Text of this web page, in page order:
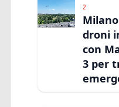
2
droni
con
3 per